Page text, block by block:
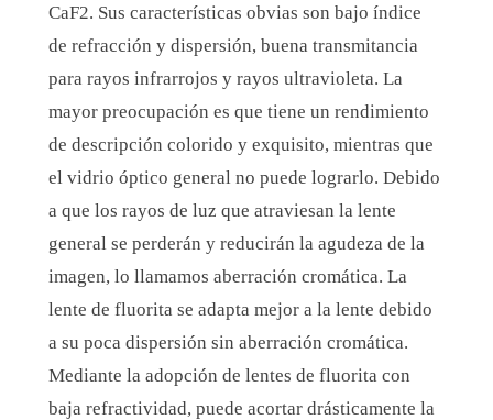
CaF2. Sus características obvias son bajo índice
de refracción y dispersión, buena transmitancia
para rayos infrarrojos y rayos ultravioleta. La
mayor preocupación es que tiene un rendimiento
de descripción colorido y exquisito, mientras que
el vidrio óptico general no puede lograrlo. Debido
a que los rayos de luz que atraviesan la lente
general se perderán y reducirán la agudeza de la
imagen, lo llamamos aberración cromática. La
lente de fluorita se adapta mejor a la lente debido
a su poca dispersión sin aberración cromática.
Mediante la adopción de lentes de fluorita con
baja refractividad, puede acortar drásticamente la